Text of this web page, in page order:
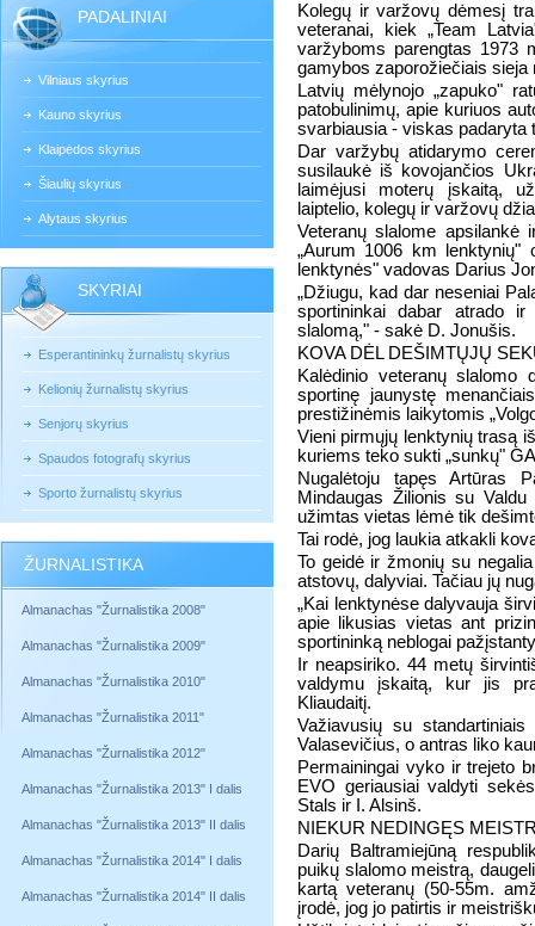
PADALINIAI
Vilniaus skyrius
Kauno skyrius
Klaipėdos skyrius
Šiaulių skyrius
Alytaus skyrius
SKYRIAI
Esperantininkų žurnalistų skyrius
Kelionių žurnalistų skyrius
Senjorų skyrius
Spaudos fotografų skyrius
Sporto žurnalistų skyrius
ŽURNALISTIKA
Almanachas "Žurnalistika 2008"
Almanachas "Žurnalistika 2009"
Almanachas "Žurnalistika 2010"
Almanachas "Žurnalistika 2011"
Almanachas "Žurnalistika 2012"
Almanachas "Žurnalistika 2013" I dalis
Almanachas "Žurnalistika 2013" II dalis
Almanachas "Žurnalistika 2014" I dalis
Almanachas "Žurnalistika 2014" II dalis
Kolegų ir varžovų dėmesį
veteranai, kiek „Team
varžyboms parengtas 1973
gamybos zaporožiečiais sieja
Latvių mėlynojo „zapuko"
patobulinimų, apie kuriuos
svarbiausia - viskas padaryta
Dar varžybų atidarymo
susilaukė iš kovojančios
laimėjusi moterų įskaitą,
laiptelio, kolegų ir varžovų
Veteranų slalome apsilankė
„Aurum 1006 km lenktynių"
lenktynės" vadovas Darius
„Džiugu, kad dar neseniai
sportininkai dabar atrado ir
slalomą," - sakė D. Jonušis.
KOVA DĖL DEŠIMTŲJŲ
Kalėdinio veteranų
sportinę jaunystę
prestižinėmis laikytomis
Vieni pirmųjų lenktynių trasą
kuriems teko sukti „sunkų"
Nugalėtoju tapęs Artūras
Mindaugas Žilionis su
užimtas vietas lėmė tik
Tai rodė, jog laukia atkakli
To geidė ir žmonių su
atstovų, dalyviai. Tačiau jų
„Kai lenktynėse dalyvauja
apie likusias vietas ant
sportininką neblogai
Ir neapsiriko. 44 metų
valdymu įskaitą, kur jis
Kliaudaitį.
Važiavusių su
Valasevičius, o antras liko
Permainingai vyko ir trejeto
EVO geriausiai valdyti
Stals ir I. Alsinš.
NIEKUR NEDINGĘS
Darių Baltramiejūną
puikų slalomo meistrą,
kartą veteranų (50-55m.
įrodė, jog jo patirtis ir